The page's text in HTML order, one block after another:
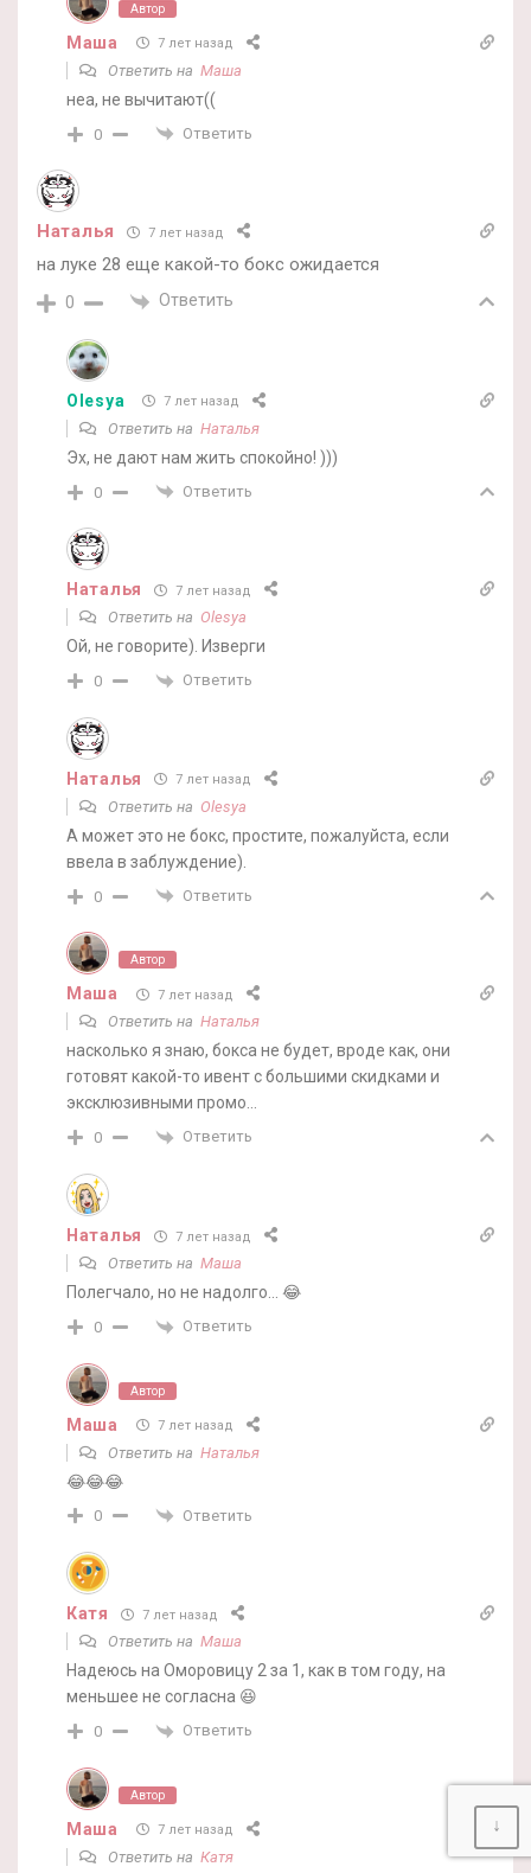
Автор
Маша 7 лет назад
Ответить на Маша
неа, не вычитают((
0 Ответить
Наталья 7 лет назад
на луке 28 еще какой-то бокс ожидается
0 Ответить
Olesya 7 лет назад
Ответить на Наталья
Эх, не дают нам жить спокойно! )))
0 Ответить
Наталья 7 лет назад
Ответить на Olesya
Ой, не говорите). Изверги
0 Ответить
Наталья 7 лет назад
Ответить на Olesya
А может это не бокс, простите, пожалуйста, если
ввела в заблуждение).
0 Ответить
Автор
Маша 7 лет назад
Ответить на Наталья
насколько я знаю, бокса не будет, вроде как, они
готовят какой-то ивент с большими скидками и
эксклюзивными промо…
0 Ответить
Наталья 7 лет назад
Ответить на Маша
Полегчало, но не надолго… 😂
0 Ответить
Автор
Маша 7 лет назад
Ответить на Наталья
😂😂😂
0 Ответить
Катя 7 лет назад
Ответить на Маша
Надеюсь на Оморовицу 2 за 1, как в том году, на
меньшее не согласна 😆
0 Ответить
Автор
Маша 7 лет назад
Ответить на Катя
↓